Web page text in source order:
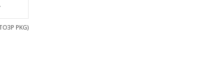
PKG)